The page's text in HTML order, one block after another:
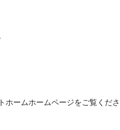
ホームホームページをご覧くださ